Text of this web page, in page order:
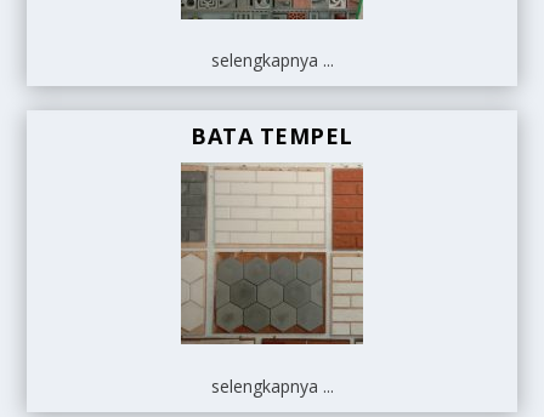
selengkapnya ...
BATA TEMPEL
selengkapnya ...